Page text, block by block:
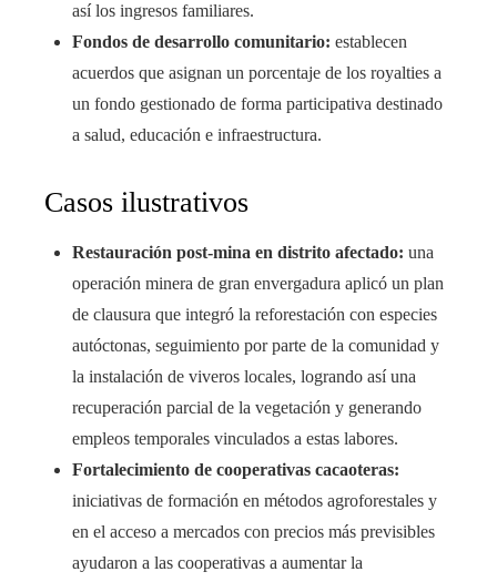
así los ingresos familiares.
Fondos de desarrollo comunitario: establecen
acuerdos que asignan un porcentaje de los royalties a
un fondo gestionado de forma participativa destinado
a salud, educación e infraestructura.
Casos ilustrativos
Restauración post‑mina en distrito afectado: una
operación minera de gran envergadura aplicó un plan
de clausura que integró la reforestación con especies
autóctonas, seguimiento por parte de la comunidad y
la instalación de viveros locales, logrando así una
recuperación parcial de la vegetación y generando
empleos temporales vinculados a estas labores.
Fortalecimiento de cooperativas cacaoteras:
iniciativas de formación en métodos agroforestales y
en el acceso a mercados con precios más previsibles
ayudaron a las cooperativas a aumentar la